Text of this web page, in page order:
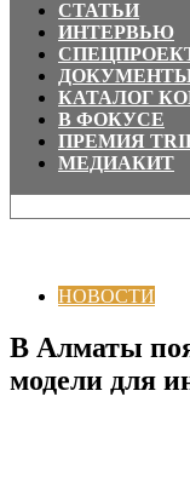
СТАТЬИ
ИНТЕРВЬЮ
КАТАЛОГ
В ФОКУСЕ
ПРЕМИЯ
МЕДИАКИТ
НОВОСТИ
В Алматы
модели для